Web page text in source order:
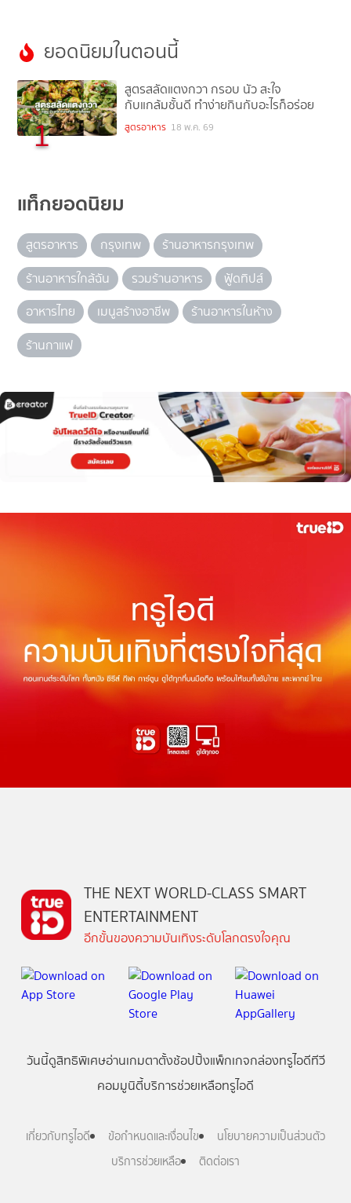
ยอดนิยมในตอนนี้
1
สูตรสลัดแตงกวา กรอบ นัว สะใจ
กับแกล้มชั้นดี ทำง่ายกินกับอะไรก็อร่อย
สูตรอาหาร 18 พ.ค. 69
แท็กยอดนิยม
สูตรอาหาร กรุงเทพ
ร้านอาหารกรุงเทพ
ร้านอาหารใกล้ฉัน
รวมร้านอาหาร
ฟู้ดทิปส์
อาหารไทย
เมนูสร้างอาชีพ
ร้านอาหารในห้าง
ร้านกาแฟ
THE NEXT WORLD-CLASS SMART
ENTERTAINMENT
อีกขั้นของความบันเทิงระดับโลกตรงใจคุณ
วันนี้ดูสิทธิพิเศษอ่านเกมตาตั้งช้อปปิ้งแพ็กเกจกล่องทรูไอดีทีวี
คอมมูนิตี้บริการช่วยเหลือทรูไอดี
เกี่ยวกับทรูไอดี ข้อกำหนดและเงื่อนไข
นโยบายความเป็นส่วนตัว
บริการช่วยเหลือ
ติดต่อเรา